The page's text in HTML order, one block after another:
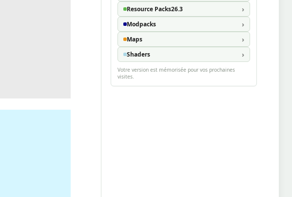
Resource Packs26.3
Modpacks
Maps
Shaders
Votre version est mémorisée pour vos prochaines
visites.